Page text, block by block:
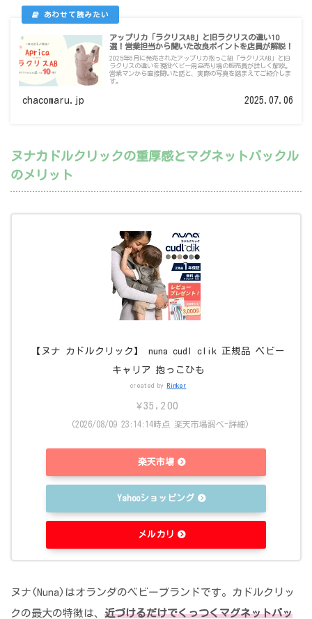
アップリカ「ラクリスAB」と旧ラクリスの違い10
選！営業担当から聞いた改良ポイントを店員が解説！
2025年6月に発売されたアップリカ抱っこ紐「ラクリスAB」と旧
ラクリスの違いを現役ベビー用品売り場の販売員が詳しく解説。
営業マンから直接聞いた話と、実際の写真を踏まえてご紹介しま
す。
chacomaru.jp 2025.07.06
ヌナカドルクリックの重厚感とマグネットバックル
のメリット
【ヌナ カドルクリック】 nuna cudl clik 正規品 ベビー
キャリア 抱っこひも
created by Rinker
¥35,200
(2026/08/09 23:14:14時点 楽天市場調べ-詳細)
楽天市場
Yahooショッピング
メルカリ
ヌナ(Nuna)はオランダのベビーブランドです。カドルクリッ
クの最大の特徴は、 近づけるだけでくっつくマグネットバッ